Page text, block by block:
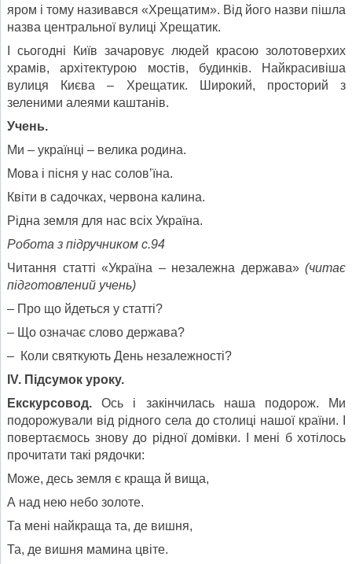
яром і тому називався «Хрещатим». Від його назви пішла
назва центральної вулиці Хрещатик.
І сьогодні Київ зачаровує людей красою золотоверхих
храмів, архітектурою мостів, будинків. Найкрасивіша
вулиця Києва – Хрещатик. Широкий, просторий з
зеленими алеями каштанів.
Учень.
Ми – українці – велика родина.
Мова і пісня у нас солов’їна.
Квіти в садочках, червона калина.
Рідна земля для нас всіх Україна.
Робота з підручником с.94
Читання статті «Україна – незалежна держава» (читає
підготовлений учень)
– Про що йдеться у статті?
– Що означає слово держава?
– Коли святкують День незалежності?
IV. Підсумок уроку.
Екскурсовод.Ось і закінчилась наша подорож. Ми
подорожували від рідного села до столиці нашої країни. І
повертаємось знову до рідної домівки. І мені б хотілось
прочитати такі рядочки:
Може, десь земля є краща й вища,
А над нею небо золоте.
Та мені найкраща та, де вишня,
Та, де вишня мамина цвіте.